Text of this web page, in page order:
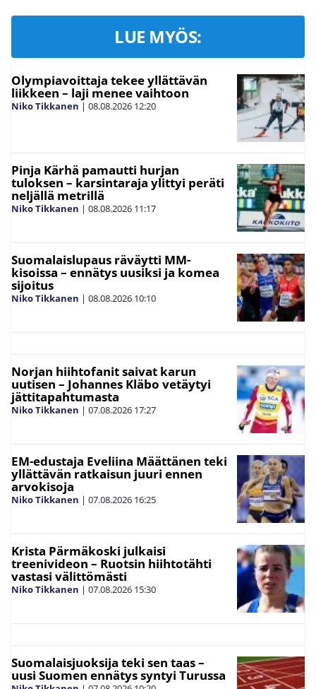
LUE MYÖS:
Olympiavoittaja tekee yllättävän
liikkeen – laji menee vaihtoon
Niko Tikkanen | 08.08.2026 12:20
Pinja Kärhä pamautti hurjan
tuloksen – karsintaraja ylittyi peräti
neljällä metrillä
Niko Tikkanen | 08.08.2026 11:17
Suomalaislupaus räväytti MM-
kisoissa – ennätys uusiksi ja komea
sijoitus
Niko Tikkanen | 08.08.2026 10:10
Norjan hiihtofanit saivat karun
uutisen – Johannes Kläbo vetäytyi
jättitapahtumasta
Niko Tikkanen | 07.08.2026 17:27
EM-edustaja Eveliina Määttänen teki
yllättävän ratkaisun juuri ennen
arvokisoja
Niko Tikkanen | 07.08.2026 16:25
Krista Pärmäkoski julkaisi
treenivideon – Ruotsin hiihtotähti
vastasi välittömästi
Niko Tikkanen | 07.08.2026 15:30
Suomalaisjuoksija teki sen taas –
uusi Suomen ennätys syntyi Turussa